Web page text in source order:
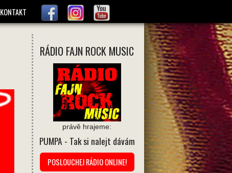
KONTAKT
RÁDIO FAJN ROCK MUSIC
právě hrajeme:
PUMPA - Tak si nalejt dávám
POSLOUCHEJ RÁDIO ONLINE!